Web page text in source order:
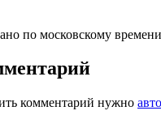
по московскому
комментарий нужно